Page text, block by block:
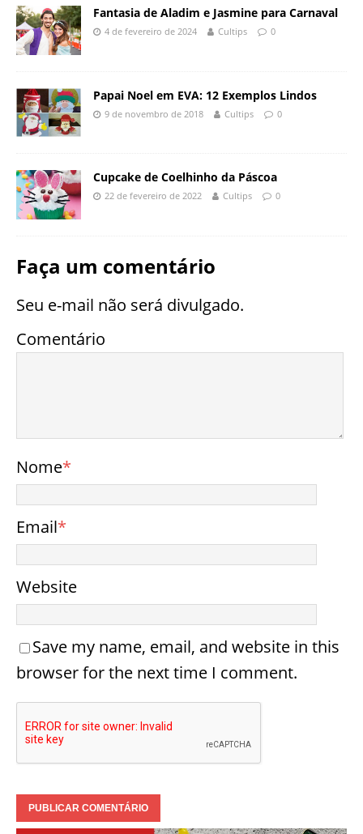
Fantasia de Aladim e Jasmine para Carnaval
4 de fevereiro de 2024 Cultips 0
Papai Noel em EVA: 12 Exemplos Lindos
9 de novembro de 2018 Cultips 0
Cupcake de Coelhinho da Páscoa
22 de fevereiro de 2022 Cultips 0
Faça um comentário
Seu e-mail não será divulgado.
Comentário
Nome*
Email*
Website
Save my name, email, and website in this
browser for the next time I comment.